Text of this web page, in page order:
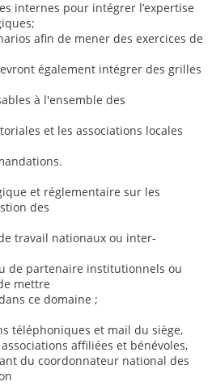
internes pour intégrer l’expertise
afin de mener des exercices de
également intégrer des grilles
à l'ensemble des
et les associations locales
et réglementaire sur les
des
travail nationaux ou inter-
de partenaire institutionnels ou
mettre
ce domaine ;
téléphoniques et mail du siège,
affiliées et bénévoles,
du coordonnateur national des